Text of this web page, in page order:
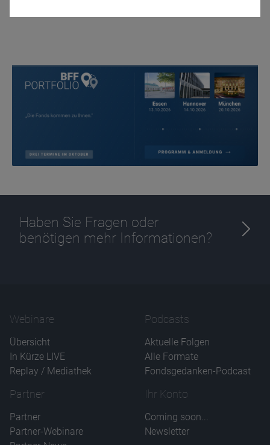
Haben Sie Fragen oder
benötigen mehr Informationen?
Webinare
Übersicht
In Kürze LIVE
Replay / Mediathek
Podcasts
Aktuelle Folgen
Alle Formate
Fondsgedanken-Podcast
Partner
Partner
Partner-Webinare
Ihr Konto
Coming soon...
Newsletter
Anbieter D&C